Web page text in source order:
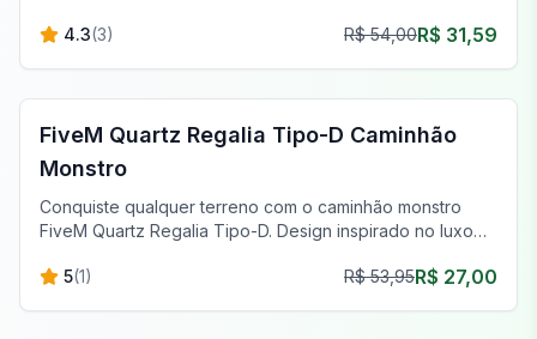
estrada superior.
4.3(3) R$ 54,00R$ 31,59
FiveM Off-Road & Caminhões
FiveM Quartz Regalia Tipo-D Caminhão
Monstro
Conquiste qualquer terreno com o caminhão monstro
FiveM Quartz Regalia Tipo-D. Design inspirado no luxo
5(1) R$ 53,95R$ 27,00
FiveM Carros Esportivos & Supercarros